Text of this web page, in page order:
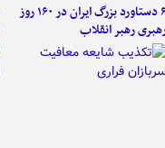
۶ دستاورد بزرگ ایران در ۱۶۰ روز
رهبر انقلاب